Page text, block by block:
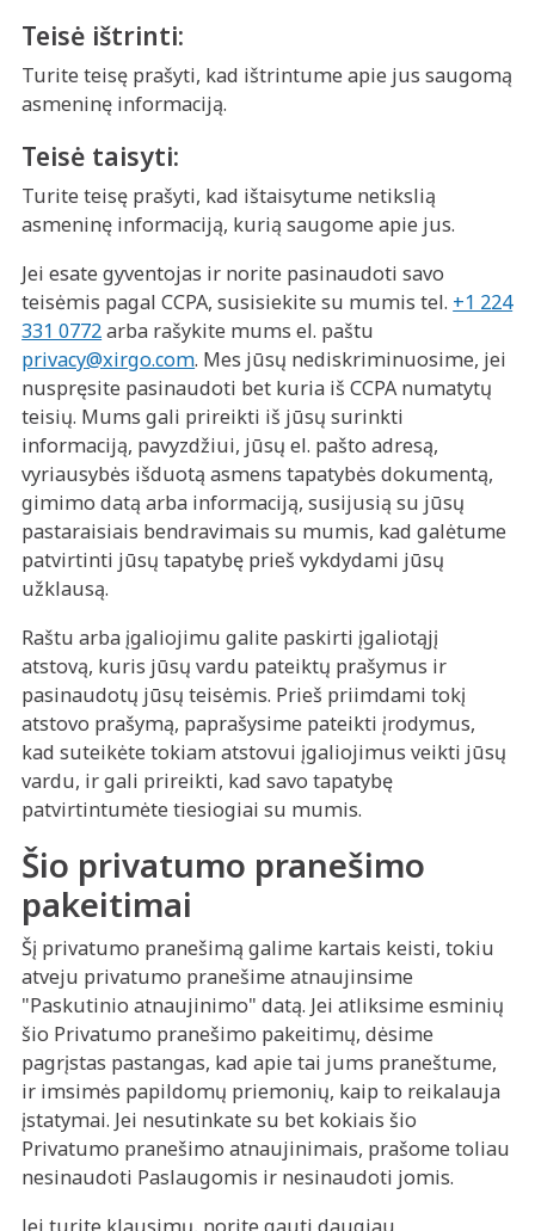
Teisė ištrinti:
Turite teisę prašyti, kad ištrintume apie jus saugomą
asmeninę informaciją.
Teisė taisyti:
Turite teisę prašyti, kad ištaisytume netikslią
asmeninę informaciją, kurią saugome apie jus.
Jei esate gyventojas ir norite pasinaudoti savo
teisėmis pagal CCPA, susisiekite su mumis tel. +1 224
331 0772arba rašykite mums el. paštu
privacy@xirgo.com. Mes jūsų nediskriminuosime, jei
nuspręsite pasinaudoti bet kuria iš CCPA numatytų
teisių. Mums gali prireikti iš jūsų surinkti
informaciją, pavyzdžiui, jūsų el. pašto adresą,
vyriausybės išduotą asmens tapatybės dokumentą,
gimimo datą arba informaciją, susijusią su jūsų
pastaraisiais bendravimais su mumis, kad galėtume
patvirtinti jūsų tapatybę prieš vykdydami jūsų
užklausą.
Raštu arba įgaliojimu galite paskirti įgaliotąjį
atstovą, kuris jūsų vardu pateiktų prašymus ir
pasinaudotų jūsų teisėmis. Prieš priimdami tokį
atstovo prašymą, paprašysime pateikti įrodymus,
kad suteikėte tokiam atstovui įgaliojimus veikti jūsų
vardu, ir gali prireikti, kad savo tapatybę
patvirtintumėte tiesiogiai su mumis.
Šio privatumo pranešimo
pakeitimai
Šį privatumo pranešimą galime kartais keisti, tokiu
atveju privatumo pranešime atnaujinsime
"Paskutinio atnaujinimo" datą. Jei atliksime esminių
šio Privatumo pranešimo pakeitimų, dėsime
pagrįstas pastangas, kad apie tai jums praneštume,
ir imsimės papildomų priemonių, kaip to reikalauja
įstatymai. Jei nesutinkate su bet kokiais šio
Privatumo pranešimo atnaujinimais, prašome toliau
nesinaudoti Paslaugomis ir nesinaudoti jomis.